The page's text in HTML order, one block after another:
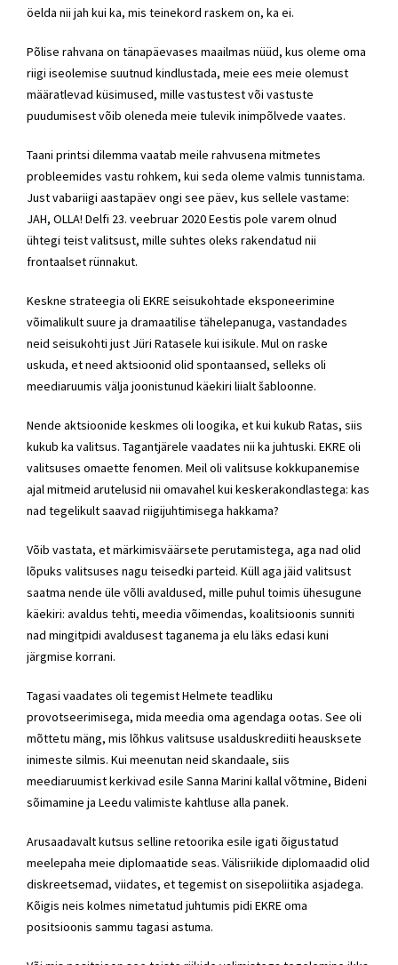
öelda nii jah kui ka, mis teinekord raskem on, ka ei.
Põlise rahvana on tänapäevases maailmas nüüd, kus oleme oma
riigi iseolemise suutnud kindlustada, meie ees meie olemust
määratlevad küsimused, mille vastustest või vastuste
puudumisest võib oleneda meie tulevik inimpõlvede vaates.
Taani printsi dilemma vaatab meile rahvusena mitmetes
probleemides vastu rohkem, kui seda oleme valmis tunnistama.
Just vabariigi aastapäev ongi see päev, kus sellele vastame:
JAH, OLLA! Delfi 23. veebruar 2020 Eestis pole varem olnud
ühtegi teist valitsust, mille suhtes oleks rakendatud nii
frontaalset rünnakut.
Keskne strateegia oli EKREseisukohtade eksponeerimine
võimalikult suure ja dramaatilise tähelepanuga, vastandades
neid seisukohti just Jüri Ratasele kui isikule. Mul on raske
uskuda, et need aktsioonid olid spontaansed, selleks oli
meediaruumis välja joonistunud käekiri liialt šabloonne.
Nende aktsioonide keskmes oli loogika, et kui kukub Ratas, siis
kukub ka valitsus. Tagantjärele vaadates nii ka juhtuski. EKREoli
valitsuses omaette fenomen. Meil oli valitsuse kokkupanemise
ajal mitmeid arutelusid nii omavahel kui keskerakondlastega: kas
nad tegelikult saavad riigijuhtimisega hakkama?
Võib vastata, et märkimisväärsete perutamistega, aga nad olid
lõpuks valitsuses nagu teisedki parteid. Küll aga jäid valitsust
saatma nende üle võlli avaldused, mille puhul toimis ühesugune
käekiri: avaldus tehti, meedia võimendas, koalitsioonis sunniti
nad mingitpidi avaldusest taganema ja elu läks edasi kuni
järgmise korrani.
Tagasi vaadates oli tegemist Helmete teadliku
provotseerimisega, mida meedia oma agendaga ootas. See oli
mõttetu mäng, mis lõhkus valitsuse usalduskrediiti heausksete
inimeste silmis. Kui meenutan neid skandaale, siis
meediaruumist kerkivad esile Sanna Marini kallal võtmine, Bideni
sõimamine ja Leedu valimiste kahtluse alla panek.
Arusaadavalt kutsus selline retoorika esile igati õigustatud
meelepaha meie diplomaatide seas. Välisriikide diplomaadid olid
diskreetsemad, viidates, et tegemist on sisepoliitika asjadega.
Kõigis neis kolmes nimetatud juhtumis pidi EKREoma
positsioonis sammu tagasi astuma.